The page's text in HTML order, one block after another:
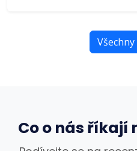
Co o nás říkají